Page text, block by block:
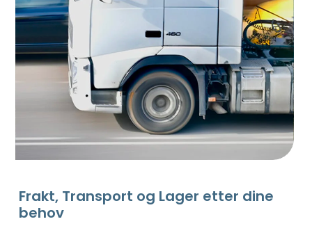
Frakt, Transport og Lager etter dine
behov